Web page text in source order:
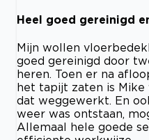
Heel goed gereinigd
Mijn wollen
goed gereinigd door
heren. Toen er na
het tapijt zaten is
dat weggewerkt. En
weer was ontstaan,
Allemaal hele goede